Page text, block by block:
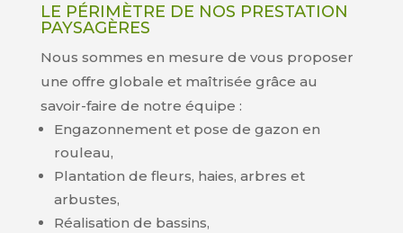
LE PÉRIMÈTRE DE NOS PRESTATION
PAYSAGÈRES
Nous sommes en mesure de vous proposer
une offre globale et maîtrisée grâce au
savoir-faire de notre équipe :
Engazonnement et pose de gazon en
rouleau,
Plantation de fleurs, haies, arbres et
arbustes,
Réalisation de bassins,